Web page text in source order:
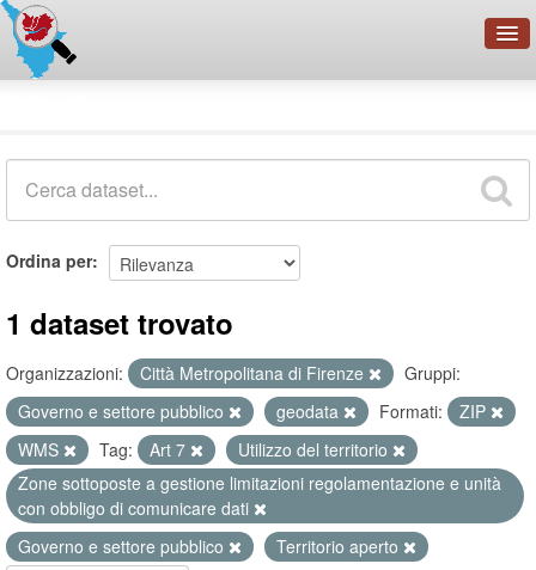
Organizzazioni
Ordina per
1 dataset trovato
Organizzazioni: Città Metropolitana di Firenze
Gruppi:
Governo e settore pubblico
geodata Formati:
ZIP
WMS
Tag: Art 7
Utilizzo del territorio
Zone sottoposte a gestione limitazioni regolamentazione e unità
con obbligo di comunicare dati
Governo e settore pubblico
Territorio aperto